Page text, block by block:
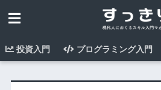
投資入門 プログラミング入門